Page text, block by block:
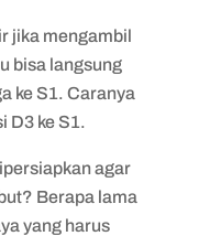
jika mengambil
bisa langsung
ke S1. Caranya
D3 ke S1.
agar
Berapa lama
yang harus